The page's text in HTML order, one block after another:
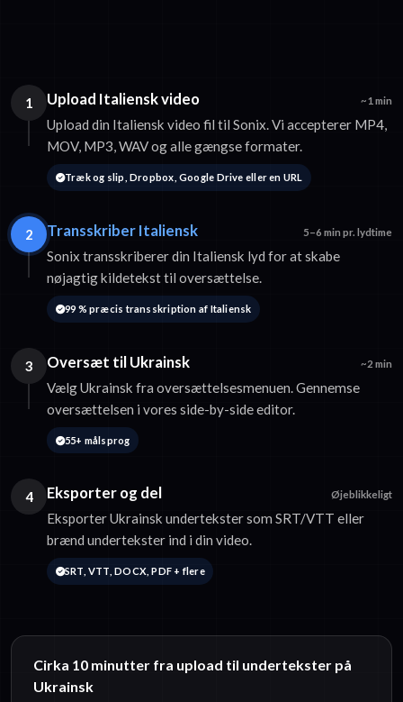
1 Upload Italiensk video ~1 min
Upload din Italiensk video fil til Sonix. Vi accepterer MP4,
MOV, MP3, WAV og alle gængse formater.
Træk og slip, Dropbox, Google Drive eller en URL
2 Transskriber Italiensk 5–6 min pr. lydtime
Sonix transskriberer din Italiensk lyd for at skabe
nøjagtig kildetekst til oversættelse.
99 % præcis transskription af Italiensk
3 Oversæt til Ukrainsk ~2 min
Vælg Ukrainsk fra oversættelsesmenuen. Gennemse
oversættelsen i vores side-by-side editor.
55+ målsprog
4 Eksporter og del Øjeblikkeligt
Eksporter Ukrainsk undertekster som SRT/VTT eller
brænd undertekster ind i din video.
SRT, VTT, DOCX, PDF + flere
Cirka 10 minutter fra upload til undertekster på
Ukrainsk